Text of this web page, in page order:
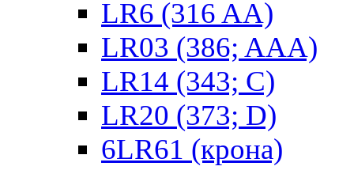
LR6 (316 AA)
LR03 (386; AAA)
LR14 (343; C)
LR20 (373; D)
6LR61 (крона)